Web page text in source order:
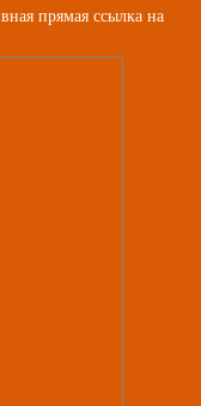
прямая ссылка на